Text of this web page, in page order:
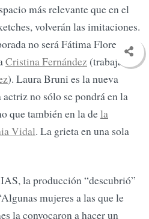
más relevante que en el
volverán las imitaciones.
no será Fátima Florez la
Cristina Fernández(trabaja en
). Laura Bruni es la nueva
no sólo se pondrá en la
que también en la dela
Vidal. La grieta en una sola
la producción “descubrió”
mujeres a las que le
la convocaron a hacer un